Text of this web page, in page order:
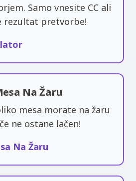
Samo vnesite CC ali
rezultat pretvorbe!
Na Žaru
mesa morate na žaru
ne ostane lačen!
Na Žaru